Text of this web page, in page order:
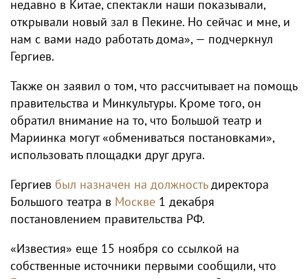
недавно в Китае, спектакли наши показывали,
открывали новый зал в Пекине. Но сейчас и мне, и
нам с вами надо работать дома», — подчеркнул
Гергиев.
Также он заявил о том, что рассчитывает на помощь
правительства и Минкультуры. Кроме того, он
обратил внимание на то, что Большой театр и
Мариинка могут «обмениваться постановками»,
использовать площадки друг друга.
Гергиев был назначен на должностьдиректора
Большого театра в Москве 1 декабря
постановлением правительства РФ.
«Известия» еще 15 ноября со ссылкой на
собственные источники первыми сообщили, что